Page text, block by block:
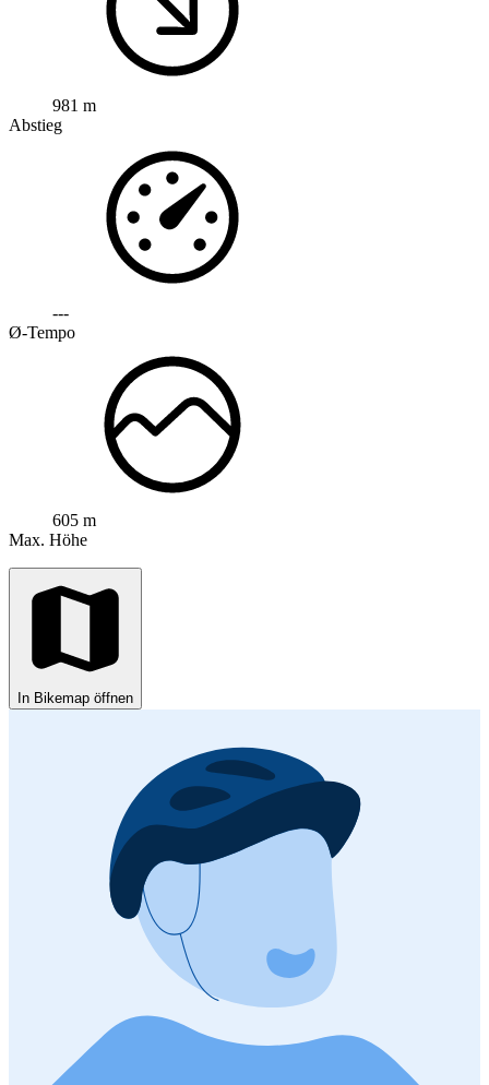
981 m
Abstieg
---
Ø-Tempo
605 m
Max. Höhe
In Bikemap öffnen